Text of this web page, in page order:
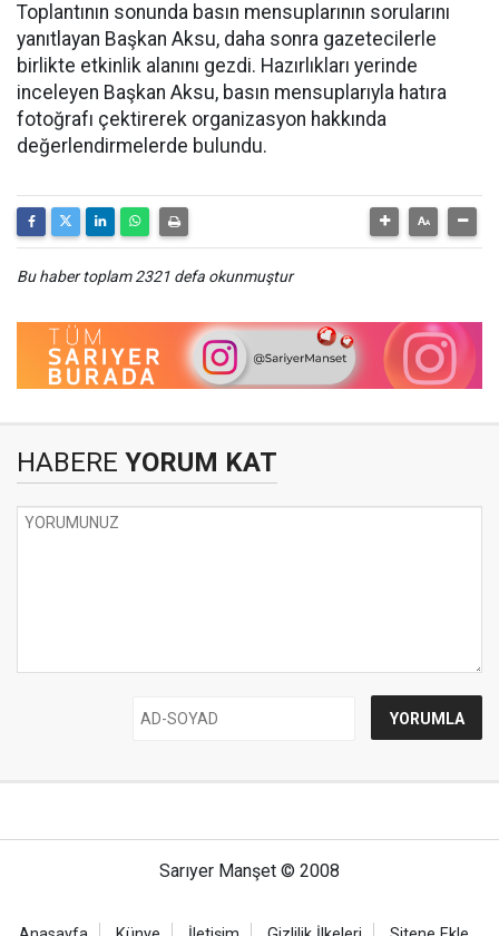
Toplantının sonunda basın mensuplarının sorularını
yanıtlayan Başkan Aksu, daha sonra gazetecilerle
birlikte etkinlik alanını gezdi. Hazırlıkları yerinde
inceleyen Başkan Aksu, basın mensuplarıyla hatıra
fotoğrafı çektirerek organizasyon hakkında
değerlendirmelerde bulundu.
Bu haber toplam 2321 defa okunmuştur
HABERE YORUM KAT
Sarıyer Manşet © 2008